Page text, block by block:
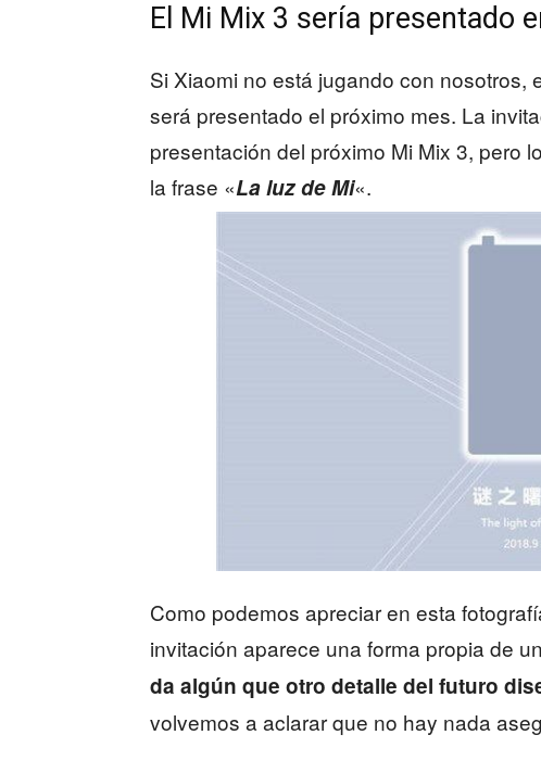
El Mi Mix 3 sería presentado
Si Xiaomi no está jugando con nosotros,
será presentado el próximo mes. La
presentación del próximo Mi Mix 3, pero
la frase «La luz de Mi«.
Como podemos apreciar en esta
invitación aparece una forma propia de
da algún que otro detalle del futuro
volvemos a aclarar que no hay nada